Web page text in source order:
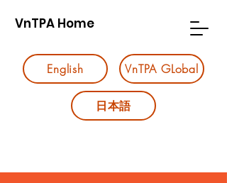
VnTPA Home
English VnTPA GLobal
日本語